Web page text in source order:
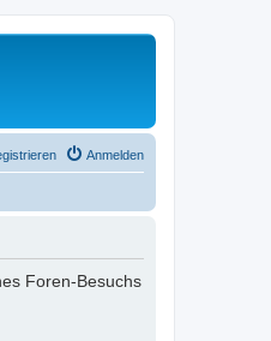
Anmelden
Foren-Besuchs